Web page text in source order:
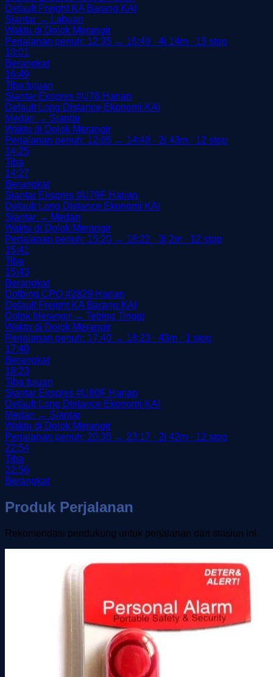
Default Freight KA Barang KAI
Siantar → Labuan
Waktu di Dolok Merangir
Perjalanan penuh: 12:35 → 16:49 · 4j 14m · 15 stop
13:01
Berangkat
16:49
Tiba tujuan
Siantar Ekspres #U78 Harian
Default Long Distance Ekonomi KAI
Medan → Siantar
Waktu di Dolok Merangir
Perjalanan penuh: 12:05 → 14:48 · 2j 43m · 12 stop
14:25
Tiba
14:27
Berangkat
Siantar Ekspres #U79F Harian
Default Long Distance Ekonomi KAI
Siantar → Medan
Waktu di Dolok Merangir
Perjalanan penuh: 15:20 → 18:22 · 3j 2m · 12 stop
15:41
Tiba
15:43
Berangkat
Dolbing CPO #2829 Harian
Default Freight KA Barang KAI
Dolok Merangir → Tebing Tinggi
Waktu di Dolok Merangir
Perjalanan penuh: 17:40 → 18:23 · 43m · 1 stop
17:40
Berangkat
18:23
Tiba tujuan
Siantar Ekspres #U80F Harian
Default Long Distance Ekonomi KAI
Medan → Siantar
Waktu di Dolok Merangir
Perjalanan penuh: 20:35 → 23:17 · 2j 42m · 12 stop
22:54
Tiba
22:56
Berangkat
Produk Perjalanan
Rekomendasi pendukung untuk perjalanan dari stasiun ini.